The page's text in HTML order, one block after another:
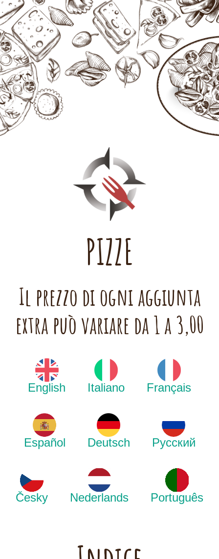
PIZZE
Il prezzo di ogni aggiunta
extra può variare da 1 a 3,00
English Italiano Français
Español Deutsch Русский
Česky Nederlands Português